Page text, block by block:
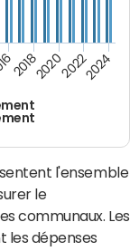
2018202020222024
l'ensemble
le
communaux. Les
les dépenses